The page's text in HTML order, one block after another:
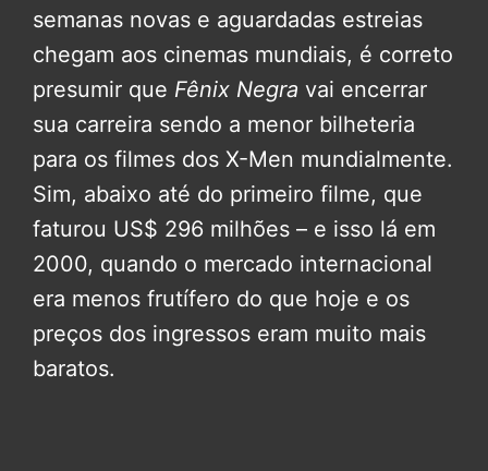
semanas novas e aguardadas estreias
chegam aos cinemas mundiais, é correto
presumir que Fênix Negra vai encerrar
sua carreira sendo a menor bilheteria
para os filmes dos X-Men mundialmente.
Sim, abaixo até do primeiro filme, que
faturou US$ 296 milhões – e isso lá em
2000, quando o mercado internacional
era menos frutífero do que hoje e os
preços dos ingressos eram muito mais
baratos.